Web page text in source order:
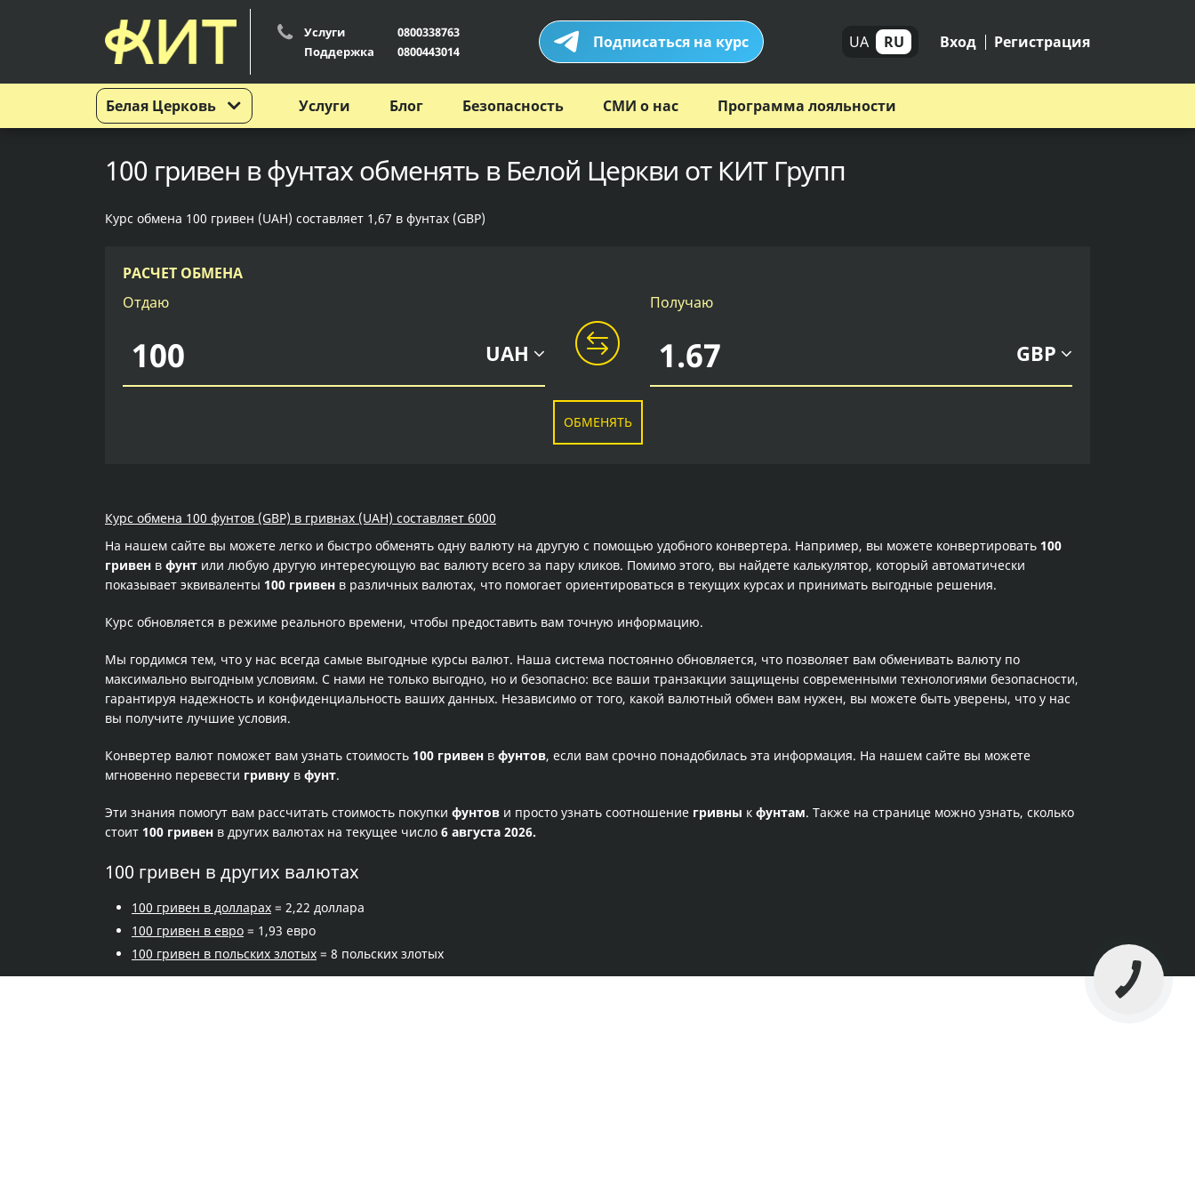
Белая Церковь
Услуги
0800338763
Поддержка
0800443014 Подписаться на курс UA RU Вход Регистрация
Услуги Блог Безопасность СМИ о нас Программа лояльности
100 гривен в фунтах обменять в Белой Церкви от КИТ Групп
Курс обмена 100 гривен (UAH) составляет 1,67 в фунтах (GBP)
РАСЧЕТ ОБМЕНА
Отдаю
UAH
Получаю
GBP
ОБМЕНЯТЬ
Курс обмена 100 фунтов (GBP) в гривнах (UAH) составляет 6000
На нашем сайте вы можете легко и быстро обменять одну валюту на другую с помощью удобного конвертера. Например, вы можете конвертировать 100
гривен в фунт или любую другую интересующую вас валюту всего за пару кликов. Помимо этого, вы найдете калькулятор, который автоматически
показывает эквиваленты 100 гривен в различных валютах, что помогает ориентироваться в текущих курсах и принимать выгодные решения.
Курс обновляется в режиме реального времени, чтобы предоставить вам точную информацию.
Мы гордимся тем, что у нас всегда самые выгодные курсы валют. Наша система постоянно обновляется, что позволяет вам обменивать валюту по
максимально выгодным условиям. С нами не только выгодно, но и безопасно: все ваши транзакции защищены современными технологиями безопасности,
гарантируя надежность и конфиденциальность ваших данных. Независимо от того, какой валютный обмен вам нужен, вы можете быть уверены, что у нас
вы получите лучшие условия.
Конвертер валют поможет вам узнать стоимость 100 гривен в фунтов, если вам срочно понадобилась эта информация. На нашем сайте вы можете
мгновенно перевести гривну в фунт.
Эти знания помогут вам рассчитать стоимость покупки фунтов и просто узнать соотношение гривны к фунтам. Также на странице можно узнать, сколько
стоит 100 гривен в других валютах на текущее число 6 августа 2026.
100 гривен в других валютах
100 гривен в долларах = 2,22 доллара
100 гривен в евро = 1,93 евро
100 гривен в польских злотых = 8 польских злотых